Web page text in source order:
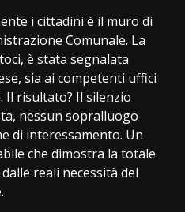
i cittadini è il muro di
Comunale. La
è stata segnalata
sia ai competenti uffici
Il risultato? Il silenzio
nessun sopralluogo
di interessamento. Un
che dimostra la totale
reali necessità del